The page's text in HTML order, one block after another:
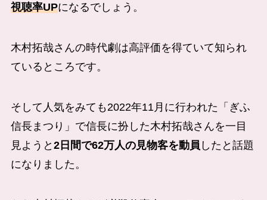
視聴率UPになるでしょう。
木村拓哉さんの時代劇は高評価を得ていて知られ
ているところです。
そして人気をみても2022年11月に行われた「ぎふ
信長まつり」で信長に扮した木村拓哉さんを一目
見ようと 2日間で62万人の見物客を動員 したと話題
になりました。